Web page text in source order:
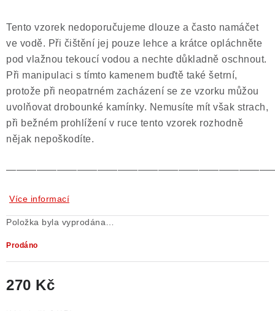
Tento vzorek nedoporučujeme dlouze a často namáčet
ve vodě. Při čištění jej pouze lehce a krátce opláchněte
pod vlažnou tekoucí vodou a nechte důkladně oschnout.
Při manipulaci s tímto kamenem buďtě také šetrní,
protože při neopatrném zacházení se ze vzorku můžou
uvolňovat drobounké kamínky. Nemusíte mít však strach,
při bežném prohlížení v ruce tento vzorek rozhodně
nějak nepoškodíte.
Více informací
Položka byla vyprodána…
Prodáno
270 Kč